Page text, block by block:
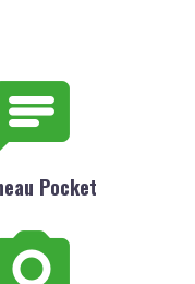
Pocket